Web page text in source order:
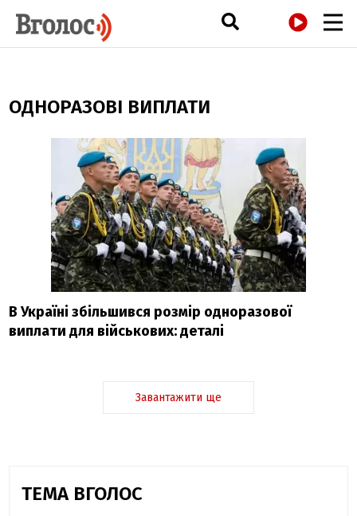
ОДНОРАЗОВІ ВИПЛАТИ
В Україні збільшився розмір одноразової
виплати для військових: деталі
Завантажити ще
ТЕМА ВГОЛОС